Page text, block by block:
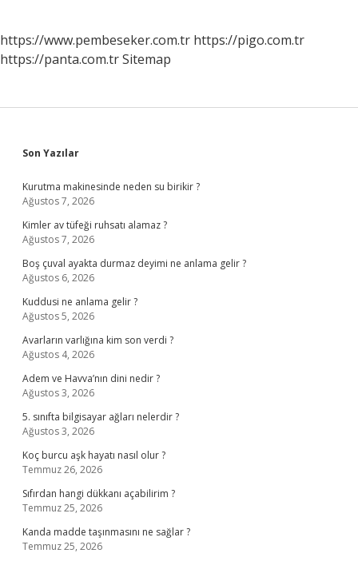
https://www.pembeseker.com.tr https://pigo.com.tr
https://panta.com.trSitemap
Sidebar
Son Yazılar
Kurutma makinesinde neden su birikir ?
Ağustos 7, 2026
Kimler av tüfeği ruhsatı alamaz ?
Ağustos 7, 2026
Boş çuval ayakta durmaz deyimi ne anlama gelir ?
Ağustos 6, 2026
Kuddusi ne anlama gelir ?
Ağustos 5, 2026
Avarların varlığına kim son verdi ?
Ağustos 4, 2026
Adem ve Havva’nın dini nedir ?
Ağustos 3, 2026
5. sınıfta bilgisayar ağları nelerdir ?
Ağustos 3, 2026
Koç burcu aşk hayatı nasıl olur ?
Temmuz 26, 2026
Sıfırdan hangi dükkanı açabilirim ?
Temmuz 25, 2026
Kanda madde taşınmasını ne sağlar ?
Temmuz 25, 2026